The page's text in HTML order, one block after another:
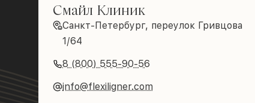
Смайл Клиник
Санкт-Петербург, переулок Гривцова
1/64
8 (800) 555-90-56
info@flexiligner.com